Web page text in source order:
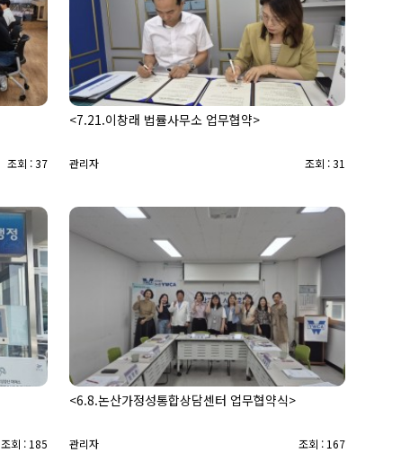
조회 : 37
<7.21.이창래 법률사무소 업무협약>
관리자 조회 : 31
조회 : 185
<6.8.논산가정성통합상담센터 업무협약식>
관리자 조회 : 167